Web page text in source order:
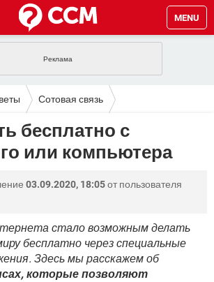
MENU
FACEBOOK
WINDOWS 10
ВИДЕО
TELEGRAM
INSTAGRAM
ВКОНТАКТЕ
TELEGRAM
GOOGLE
TELEGRAM
ИГРЫ
ВКОНТАКТЕ
INSTAGRAM
ИГРЫ
Сотовая связь
бесплатно с
или компьютера
03.09.2020, 18:05от пользователя
стало возможным делать
бесплатно через специальные
Здесь мы расскажем об
которые позволяют